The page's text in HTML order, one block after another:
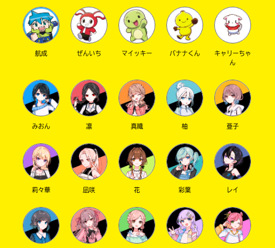
航成 ぜんいち マイッキー バナナくん
キャリーちゃ
ん
みおん 凛 真織 柚 亜子
莉々華 凪咲 花 彩葉 レイ